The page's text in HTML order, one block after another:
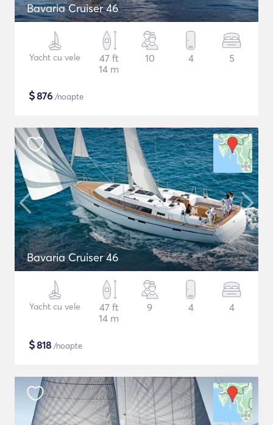
Bavaria Cruiser 46
Yacht cu vele
47 ft
14 m
10 4 5
$876 /noapte
Bavaria Cruiser 46
Yacht cu vele
47 ft
14 m
9 4 4
$818 /noapte